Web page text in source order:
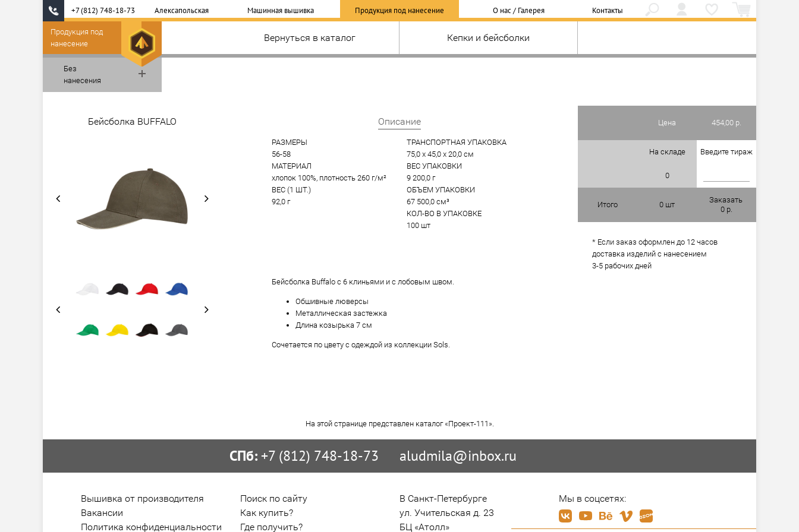
+7 (812) 748-18-73 Алексапольская Машинная вышивка Продукция под нанесение О нас / Галерея Контакты
Вернуться в каталог Кепки и бейсболки
Продукция под
нанесение
Без
нанесения
Бейсболка BUFFALO Цена 454,00 р.
На складе Введите тираж
0
Итого 0 шт
Заказать
0 р.
* Если заказ оформлен до 12 часов
доставка изделий с нанесением
3-5 рабочих дней
Описание
РАЗМЕРЫ
56-58
МАТЕРИАЛ
хлопок 100%, плотность 260 г/м²
ВЕС (1 ШТ.)
92,0 г
ТРАНСПОРТНАЯ УПАКОВКА
75,0 x 45,0 x 20,0 см
ВЕС УПАКОВКИ
9 200,0 г
ОБЪЕМ УПАКОВКИ
67 500,0 см³
КОЛ-ВО В УПАКОВКЕ
100 шт
Бейсболка Buffalo с 6 клиньями и с лобовым швом.
Обшивные люверсы
Металлическая застежка
Длина козырька 7 см
Сочетается по цвету с одеждой из коллекции Sols.
На этой странице представлен каталог «Проект-111».
СПб: +7 (812) 748-18-73 aludmila@inbox.ru
Вышивка от производителя
Вакансии
Политика конфиденциальности
Поиск по сайту
Как купить?
Где получить?
В Санкт-Петербурге
ул. Учительская д. 23
БЦ «Атолл»
Мы в соцсетях: